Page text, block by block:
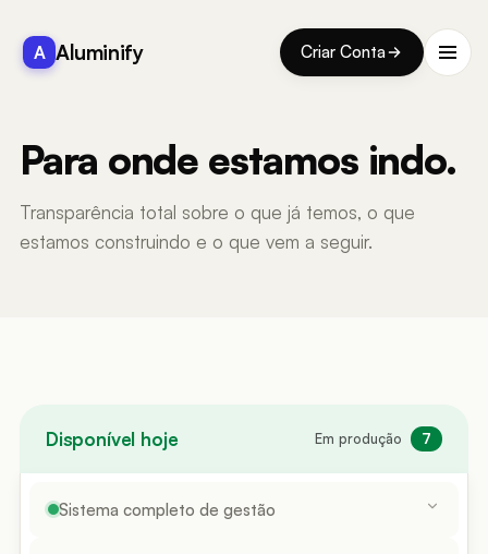
A Aluminify Criar Conta
Para onde estamos indo.
Transparência total sobre o que já temos, o que
estamos construindo e o que vem a seguir.
Disponível hoje Em produção 7
Sistema completo de gestão